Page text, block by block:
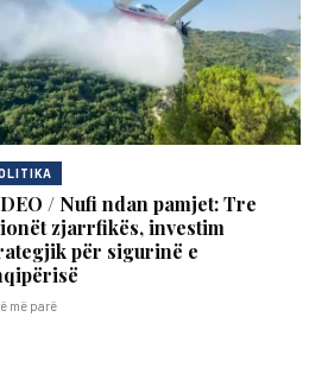
/ Nufi ndan pamjet: Tre
zjarrfikës, investim
për sigurinë e
më parë